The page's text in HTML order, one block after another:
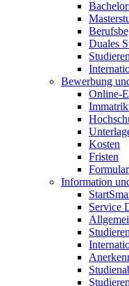
Duales
Bewerbung
Online-
Kosten
Fristen
Information
Service